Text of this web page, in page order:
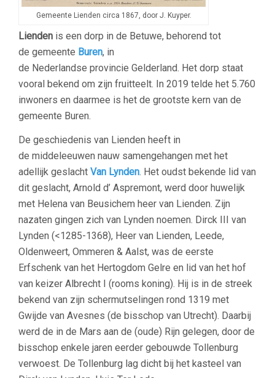
Gemeente Lienden circa 1867, door J. Kuyper.
Lienden is een dorp in de Betuwe, behorend tot
de gemeente Buren, in
de Nederlandse provincie Gelderland. Het dorp staat
vooral bekend om zijn fruitteelt. In 2019 telde het 5.760
inwoners en daarmee is het de grootste kern van de
gemeente Buren.
De geschiedenis van Lienden heeft in
de middeleeuwen nauw samengehangen met het
adellijk geslacht Van Lynden. Het oudst bekende lid van
dit geslacht, Arnold d’ Aspremont, werd door huwelijk
met Helena van Beusichem heer van Lienden. Zijn
nazaten gingen zich van Lynden noemen. Dirck III van
Lynden (<1285-1368), Heer van Lienden, Leede,
Oldenweert, Ommeren & Aalst, was de eerste
Erfschenk van het Hertogdom Gelre en lid van het hof
van keizer Albrecht I (rooms koning). Hij is in de streek
bekend van zijn schermutselingen rond 1319 met
Gwijde van Avesnes (de bisschop van Utrecht). Daarbij
werd de in de Mars aan de (oude) Rijn gelegen, door de
bisschop enkele jaren eerder gebouwde Tollenburg
verwoest. De Tollenburg lag dicht bij het kasteel van